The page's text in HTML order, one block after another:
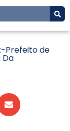
Prefeito de
Da